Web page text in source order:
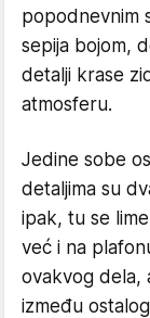
popodnevnim
sepija bojom,
detalji krase
atmosferu.
Jedine sobe
detaljima su
ipak, tu se
već i na
ovakvog dela,
između